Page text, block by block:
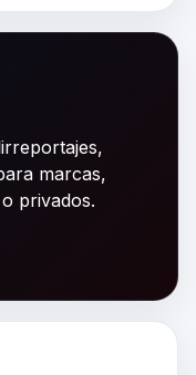
marcas,
privados.